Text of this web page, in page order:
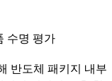
수명 평가
반도체 패키지 내부